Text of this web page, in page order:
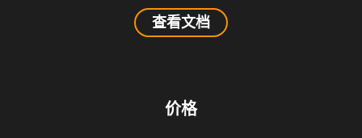
查看文档
价格